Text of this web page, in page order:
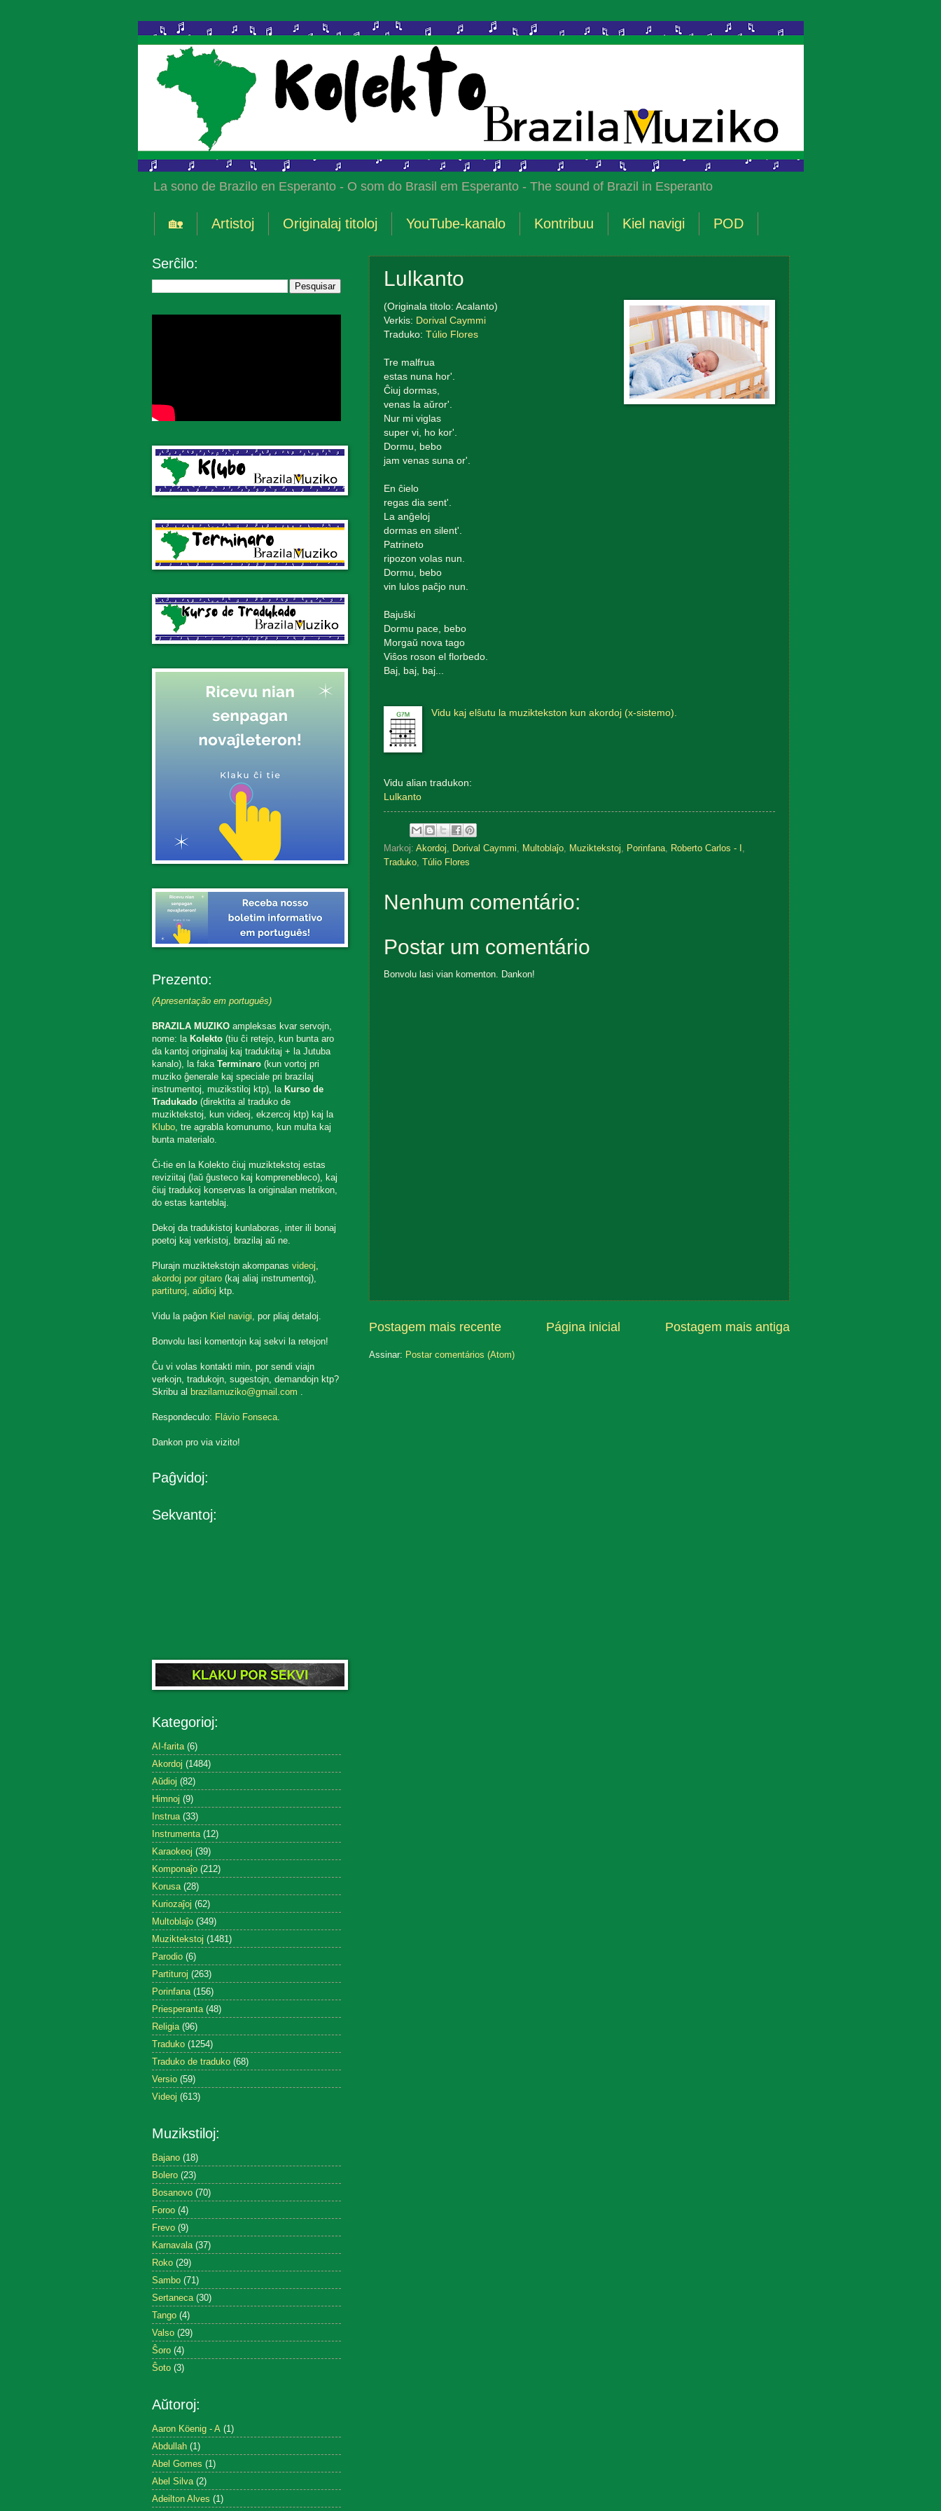
La sono de Brazilo en Esperanto - O som do Brasil em Esperanto - The sound of Brazil in Esperanto
🏡 Artistoj Originalaj titoloj YouTube-kanalo Kontribuu Kiel navigi POD
Lulkanto
(Originala titolo: Acalanto)
Verkis: Dorival Caymmi
Traduko: Túlio Flores
Tre malfrua
estas nuna hor'.
Ĉiuj dormas,
venas la aŭror'.
Nur mi viglas
super vi, ho kor'.
Dormu, bebo
jam venas suna or'.
En ĉielo
regas dia sent'.
La anĝeloj
dormas en silent'.
Patrineto
ripozon volas nun.
Dormu, bebo
vin lulos paĉjo nun.
Bajuŝki
Dormu pace, bebo
Morgaŭ nova tago
Viŝos roson el florbedo.
Baj, baj, baj...
Vidu kaj elŝutu la muziktekston kun akordoj (x-sistemo).
Vidu alian tradukon:
Lulkanto
Markoj: Akordoj, Dorival Caymmi, Multoblaĵo, Muziktekstoj, Porinfana, Roberto Carlos - I ,
Traduko, Túlio Flores
Nenhum comentário:
Postar um comentário
Bonvolu lasi vian komenton. Dankon!
Postagem mais recente Postagem mais antiga
Página inicial
Assinar: Postar comentários (Atom)
Serĉilo:
Prezento:
(Apresentação em português)
BRAZILA MUZIKOampleksas kvar servojn,
nome: la Kolekto(tiu ĉi retejo, kun bunta aro
da kantoj originalaj kaj tradukitaj + la Jutuba
kanalo), la faka Terminaro(kun vortoj pri
muziko ĝenerale kaj speciale pri brazilaj
instrumentoj, muzikstiloj ktp), la Kurso de
Tradukado(direktita al traduko de
muziktekstoj, kun videoj, ekzercoj ktp) kaj la
Klubo, tre agrabla komunumo, kun multa kaj
bunta materialo.
Ĉi-tie en la Kolekto ĉiuj muziktekstoj estas
reviziitaj (laŭ ĝusteco kaj komprenebleco), kaj
ĉiuj tradukoj konservas la originalan metrikon,
do estas kanteblaj.
Dekoj da tradukistoj kunlaboras, inter ili bonaj
poetoj kaj verkistoj, brazilaj aŭ ne.
Plurajn muziktekstojn akompanas videoj,
akordoj por gitaro(kaj aliaj instrumentoj),
partituroj, aŭdioj ktp.
Vidu la paĝon Kiel navigi, por pliaj detaloj.
Bonvolu lasi komentojn kaj sekvi la retejon!
Ĉu vi volas kontakti min, por sendi viajn
verkojn, tradukojn, sugestojn, demandojn ktp?
Skribu al brazilamuziko@gmail.com .
Respondeculo: Flávio Fonseca.
Dankon pro via vizito!
Paĝvidoj:
Sekvantoj:
Kategorioj:
AI-farita (6)
Akordoj (1484)
Aŭdioj (82)
Himnoj (9)
Instrua (33)
Instrumenta (12)
Karaokeoj (39)
Komponaĵo (212)
Korusa (28)
Kuriozaĵoj (62)
Multoblaĵo (349)
Muziktekstoj (1481)
Parodio (6)
Partituroj (263)
Porinfana (156)
Priesperanta (48)
Religia (96)
Traduko (1254)
Traduko de traduko (68)
Versio (59)
Videoj (613)
Muzikstiloj:
Bajano (18)
Bolero (23)
Bosanovo (70)
Foroo (4)
Frevo (9)
Karnavala (37)
Roko (29)
Sambo (71)
Sertaneca (30)
Tango (4)
Valso (29)
Ŝoro (4)
Ŝoto (3)
Aŭtoroj:
Aaron Köenig - A (1)
Abdullah (1)
Abel Gomes (1)
Abel Silva (2)
Adeilton Alves (1)